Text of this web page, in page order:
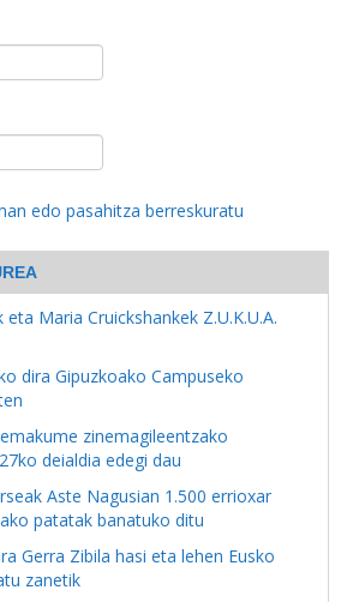
edo pasahitza berreskuratu
Maria Cruickshankek Z.U.K.U.A.
dira Gipuzkoako Campuseko
zinemagileentzako
deialdia edegi dau
Aste Nagusian 1.500 errioxar
patatak banatuko ditu
Gerra Zibila hasi eta lehen Eusko
zanetik